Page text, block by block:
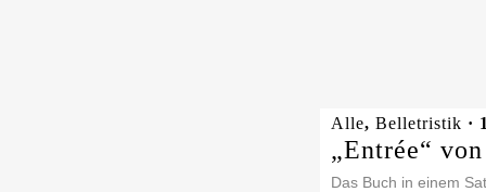
Alle, Belletristik ·
„Entrée“
Das Buch in einem